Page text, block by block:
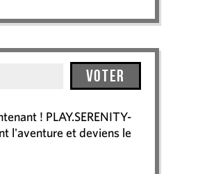
Voter
! PLAY.SERENITY-
l'aventure et deviens le